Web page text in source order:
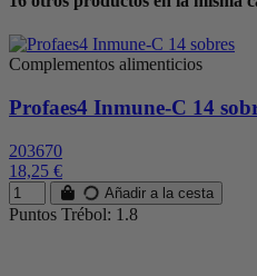
Complementos alimenticios
Profaes4 Inmune-C 14
203670
18,25 €
Añadir a la cesta
Puntos Trébol: 1.8